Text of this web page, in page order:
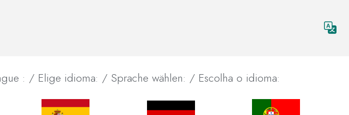
: / Elige idioma: / Sprache wählen: / Escolha o idioma: